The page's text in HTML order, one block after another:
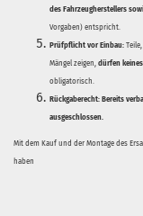
des Fahrzeugherstellers
Vorgaben) entspricht.
Prüfpflicht vor Einbau:
Mängel zeigen, dürfen
obligatorisch.
Rückgaberecht: Bereits
ausgeschlossen.
Mit dem Kauf und der Montage des
haben